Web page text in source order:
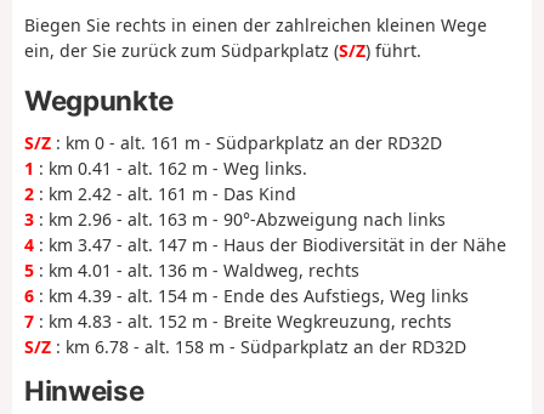
Biegen Sie rechts in einen der zahlreichen kleinen Wege
ein, der Sie zurück zum Südparkplatz (S/Z) führt.
Wegpunkte
S/Z : km 0 - alt. 161 m - Südparkplatz an der RD32D
1 : km 0.41 - alt. 162 m - Weg links.
2 : km 2.42 - alt. 161 m - Das Kind
3 : km 2.96 - alt. 163 m - 90°-Abzweigung nach links
4 : km 3.47 - alt. 147 m - Haus der Biodiversität in der Nähe
5 : km 4.01 - alt. 136 m - Waldweg, rechts
6 : km 4.39 - alt. 154 m - Ende des Aufstiegs, Weg links
7 : km 4.83 - alt. 152 m - Breite Wegkreuzung, rechts
S/Z : km 6.78 - alt. 158 m - Südparkplatz an der RD32D
Hinweise